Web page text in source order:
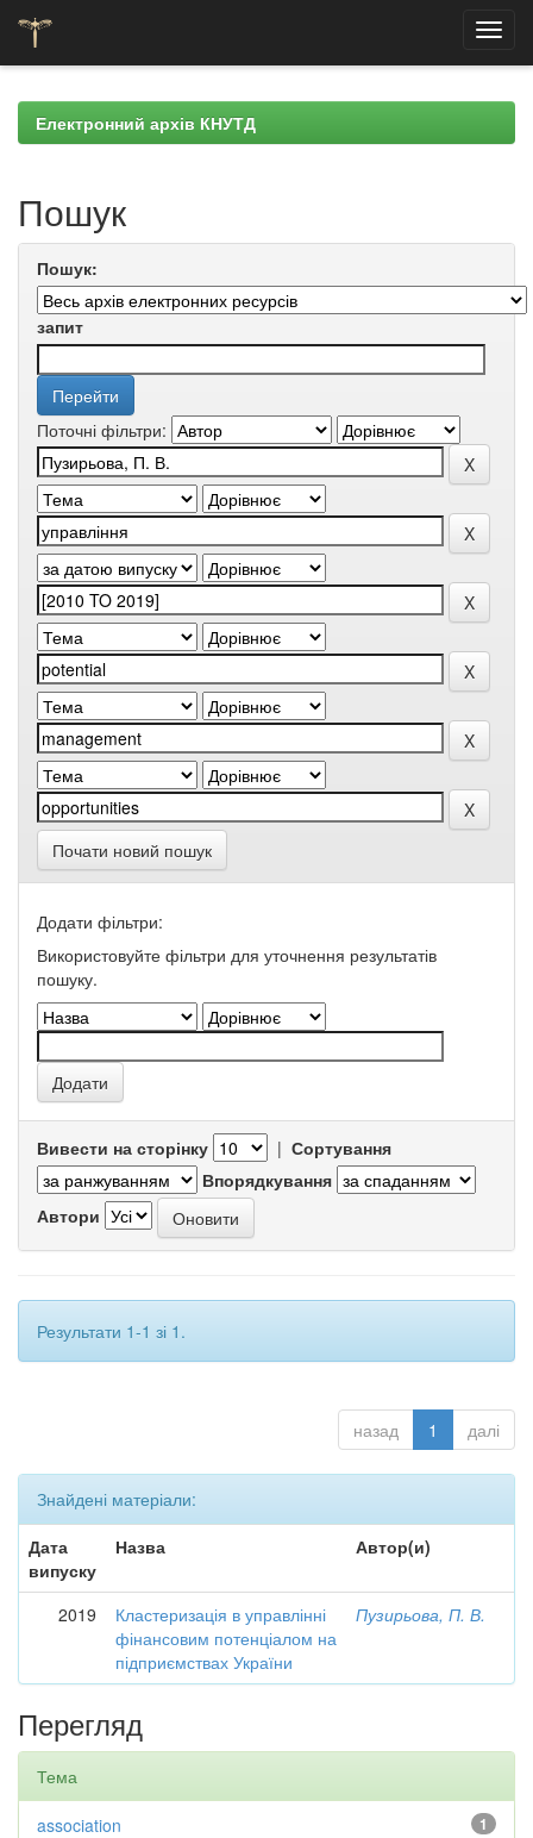
navigationЕлектронний архів КНУТД
Пошук
Пошук:
запит
Поточні фільтри:
Почати новий пошук
Додати фільтри:
Використовуйте фільтри для уточнення результатів
пошуку.
Вивести на сторінку | Сортування
Впорядкування
Автори
Результати 1-1 зі 1.
назад 1 далі
Знайдені матеріали:
Дата
випуску
Назва Автор(и)
2019
Кластеризація в управлінні
фінансовим потенціалом на
підприємствах України
Пузирьова, П. В.
Перегляд
Тема
1
association